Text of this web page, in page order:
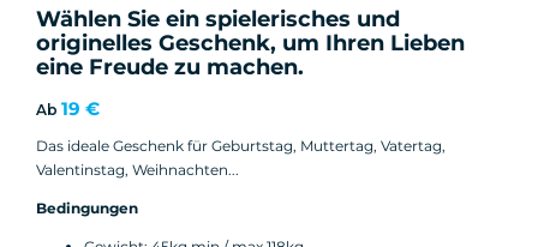
Wählen Sie ein spielerisches und
originelles Geschenk, um Ihren Lieben
eine Freude zu machen.
Ab 19 €
Das ideale Geschenk für Geburtstag, Muttertag, Vatertag,
Valentinstag, Weihnachten...
Bedingungen